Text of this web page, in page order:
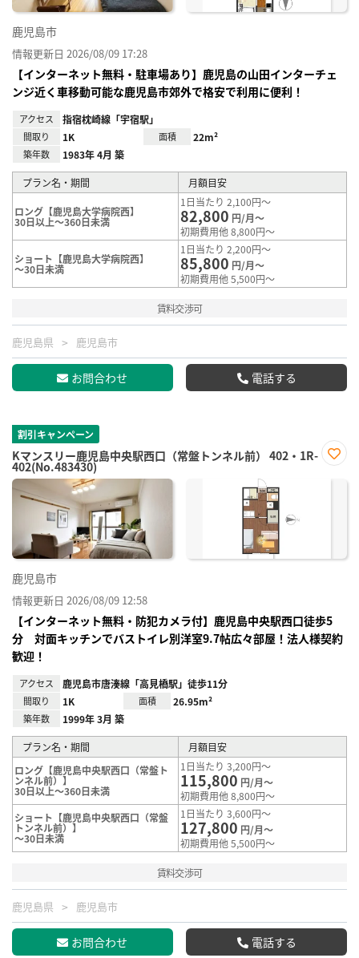
鹿児島市
情報更新日 2026/08/09 17:28
【インターネット無料・駐車場あり】鹿児島の山田インターチェ
ンジ近く車移動可能な鹿児島市郊外で格安で利用に便利！
アクセス 指宿枕崎線「宇宿駅」
間取り 1K 面積 22m²
築年数 1983年 4月 築
プラン名・期間 月額目安
ロング【鹿児島大学病院西】
30日以上～360日未満
1日当たり 2,100円～
82,800 円/月～
初期費用他 8,800円～
ショート【鹿児島大学病院西】
～30日未満
1日当たり 2,200円～
85,800 円/月～
初期費用他 5,500円～
賃料交渉可
鹿児島県 鹿児島市
お問合わせ 電話する
割引キャンペーン
Kマンスリー鹿児島中央駅西口（常盤トンネル前） 402・1R-
402(No.483430)
に入
鹿児島市
情報更新日 2026/08/09 12:58
【インターネット無料・防犯カメラ付】鹿児島中央駅西口徒歩5
分 対面キッチンでバストイレ別洋室9.7帖広々部屋！法人様契約
歓迎！
アクセス 鹿児島市唐湊線「高見橋駅」徒歩11分
間取り 1K 面積 26.95m²
築年数 1999年 3月 築
プラン名・期間
月額目安
ロング【鹿児島中央駅西口（常盤ト
ンネル前）】
30日以上～360日未満
1日当たり 3,200円～
115,800 円/月～
初期費用他 8,800円～
ショート【鹿児島中央駅西口（常盤
トンネル前）】
～30日未満
1日当たり 3,600円～
127,800 円/月～
初期費用他 5,500円～
賃料交渉可
鹿児島県 鹿児島市
お問合わせ 電話する